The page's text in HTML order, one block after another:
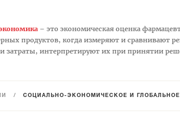
– это экономическая оценка
продуктов, когда измеряют и сравнивают
затраты, интерпретируют их при принятии
/ СОЦИАЛЬНО-ЭКОНОМИЧЕСКОЕ И ГЛОБАЛЬНОЕ